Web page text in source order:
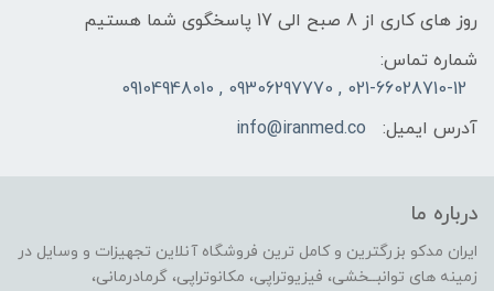
روز های کاری از 8 صبح الی 17 پاسخگوی شما هستیم
شماره تماس:
021-66028710-12 , 09306297770 , 09104948010
آدرس ایمیل:
info@iranmed.co
درباره ما
ایران مدکو بزرگترین و کامل ترین فروشگاه آنلاین تجهیزات و وسایل در
زمینه های توانبــخشی، فیزیوتراپی، مکانوتراپی، گرمادرمانی،